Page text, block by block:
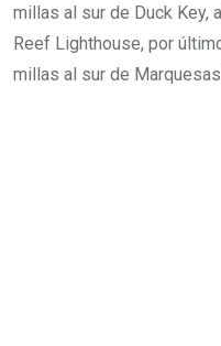
millas al sur de Duck Key,
Reef Lighthouse, por
millas al sur de